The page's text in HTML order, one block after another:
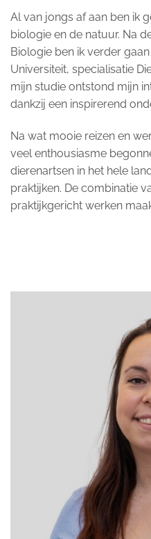
Al van jongs af aan ben ik
biologie en de natuur. Na
Biologie ben ik verder
Universiteit, specialisatie
mijn studie ontstond mijn
dankzij een inspirerend
Na wat mooie reizen en
veel enthousiasme
dierenartsen in het hele
praktijken. De combinatie
praktijkgericht werken